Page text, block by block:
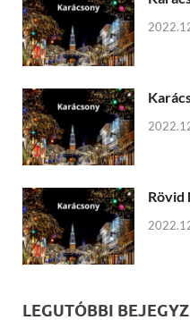
Rövid
LEGUTÓBBI